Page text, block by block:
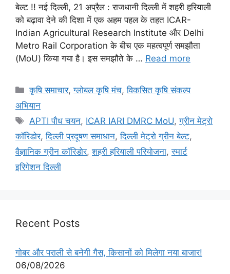
बेल्ट !! नई दिल्ली, 21 अप्रैल : राजधानी दिल्ली में शहरी हरियाली
को बढ़ावा देने की दिशा में एक अहम पहल के तहत ICAR-
Indian Agricultural Research Institute और Delhi
Metro Rail Corporation के बीच एक महत्वपूर्ण समझौता
(MoU) किया गया है। इस समझौते के … Read more
कृषि समाचार,ग्लोबल कृषि मंच,विकसित कृषि संकल्प
अभियान
APTI पौध चयन, ICAR IARI DMRC MoU,ग्रीन मेट्रो
कॉरिडोर,दिल्ली प्रदूषण समाधान,दिल्ली मेट्रो ग्रीन बेल्ट,
वैज्ञानिक ग्रीन कॉरिडोर,शहरी हरियाली परियोजना,स्मार्ट
इरिगेशन दिल्ली
Recent Posts
गोबर और पराली से बनेगी गैस, किसानों को मिलेगा नया बाजार!
06/08/2026